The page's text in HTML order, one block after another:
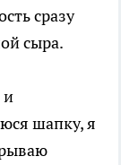
сразу
сыра.
и
шапку, я